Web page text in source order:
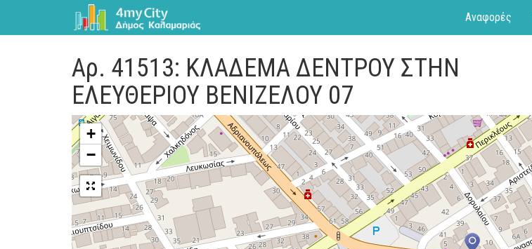
Αναφορές
Αρ. 41513: ΚΛΑΔΕΜΑ ΔΕΝΤΡΟΥ ΣΤΗΝ
ΕΛΕΥΘΕΡΙΟΥ ΒΕΝΙΖΕΛΟΥ 07
+
−